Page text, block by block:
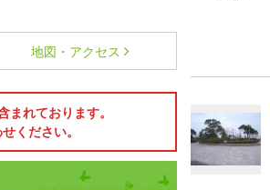
地図・アクセス
れております。
ください。